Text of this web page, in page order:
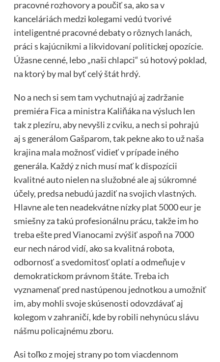
pracovné rozhovory a poučiť sa, ako sa v
kanceláriách medzi kolegami vedú tvorivé
inteligentné pracovné debaty o rôznych lanách,
práci s kajúcnikmi a likvidovaní politickej opozície.
Úžasne cenné, lebo „naši chlapci“ sú hotový poklad,
na ktorý by mal byť celý štát hrdý.
No a nech si sem tam vychutnajú aj zadržanie
premiéra Fica a ministra Kaliňáka na výsluch len
tak z plezíru, aby nevyšli z cviku, a nech si pohrajú
aj s generálom Gašparom, tak pekne ako to už naša
krajina mala možnosť vidieť v prípade iného
generála. Každý z nich musí mať k dispozícii
kvalitné auto nielen na služobné ale aj súkromné
účely, predsa nebudú jazdiť na svojich vlastných.
Hlavne ale ten neadekvátne nízky plat 5000 eur je
smiešny za takú profesionálnu prácu, takže im ho
treba ešte pred Vianocami zvýšiť aspoň na 7000
eur nech národ vidí, ako sa kvalitná robota,
odbornosť a svedomitosť oplatí a odmeňuje v
demokratickom právnom štáte. Treba ich
vyznamenať pred nastúpenou jednotkou a umožniť
im, aby mohli svoje skúsenosti odovzdávať aj
kolegom v zahraničí, kde by robili nehynúcu slávu
nášmu policajnému zboru.
Asi toľko z mojej strany po tom viacdennom